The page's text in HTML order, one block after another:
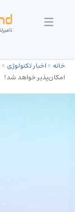
خانه »اخبار تکنولوژی »
امکان‌پذیر خواهد شد!